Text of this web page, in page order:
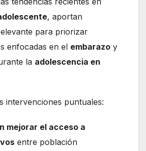
, aportan
para priorizar
enfocadas en el embarazo y
la adolescencia en
intervenciones puntuales:
mejorar el acceso a
entre población